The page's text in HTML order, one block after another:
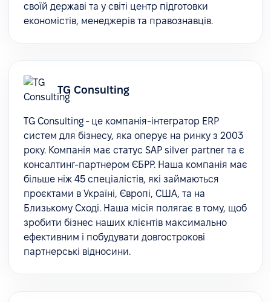
своїй державі та у світі центр підготовки
економістів, менеджерів та правознавців.
TG Consulting
TG Consulting - це компанія-інтегратор ERP
систем для бізнесу, яка оперує на ринку з 2003
року. Компанія має статус SAP silver partner та є
консалтинг-партнером ЄБРР. Наша компанія має
більше ніж 45 спеціалістів, які займаються
проєктами в Україні, Європі, США, та на
Близькому Сході. Наша місія полягає в тому, щоб
зробити бізнес наших клієнтів максимально
ефективним і побудувати довгострокові
партнерські відносини.